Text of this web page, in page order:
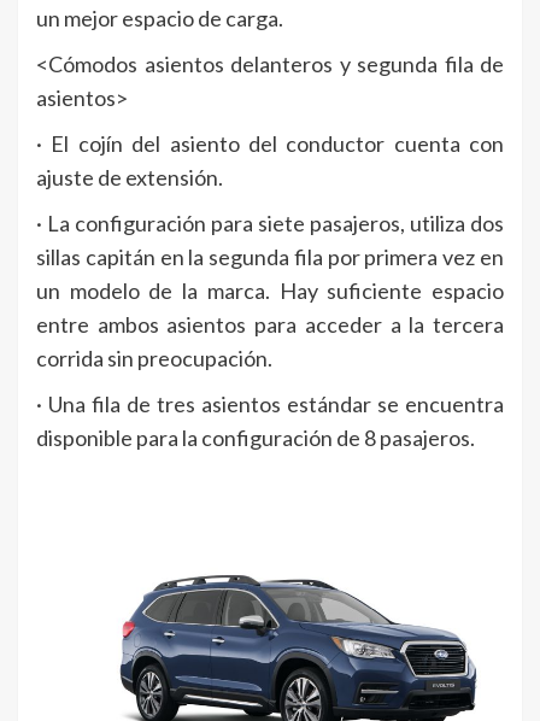
un mejor espacio de carga.
<Cómodos asientos delanteros y segunda fila de
asientos>
· El cojín del asiento del conductor cuenta con
ajuste de extensión.
· La configuración para siete pasajeros, utiliza dos
sillas capitán en la segunda fila por primera vez en
un modelo de la marca. Hay suficiente espacio
entre ambos asientos para acceder a la tercera
corrida sin preocupación.
· Una fila de tres asientos estándar se encuentra
disponible para la configuración de 8 pasajeros.